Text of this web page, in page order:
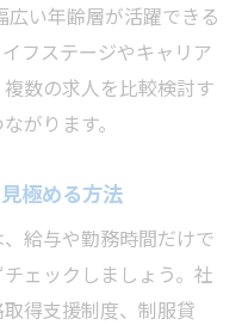
い年齢層が活躍できる
フステージやキャリア
数の求人を比較検討す
がります。
極める方法
給与や勤務時間だけで
ェックしましょう。社
得支援制度、制服貸